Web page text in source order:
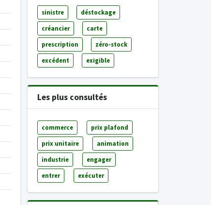
sinistre déstockage
créancier carte
prescription zéro-stock
excédent exigible
Les plus consultés
commerce prix plafond
prix unitaire animation
industrie engager
entrer exécuter